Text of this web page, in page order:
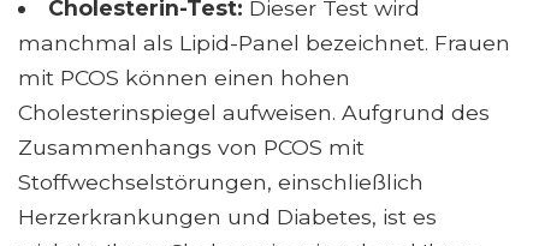
Cholesterin-Test: Dieser Test wird
manchmal als Lipid-Panel bezeichnet. Frauen
mit PCOS können einen hohen
Cholesterinspiegel aufweisen. Aufgrund des
Zusammenhangs von PCOS mit
Stoffwechselstörungen, einschließlich
Herzerkrankungen und Diabetes, ist es